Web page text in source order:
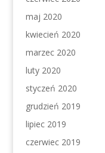
maj 2020
kwiecień 2020
marzec 2020
luty 2020
styczeń 2020
grudzień 2019
lipiec 2019
czerwiec 2019